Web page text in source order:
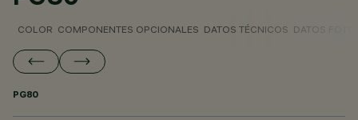
COLOR COMPONENTES OPCIONALES DATOS TÉCNICOS DATOS
PG80